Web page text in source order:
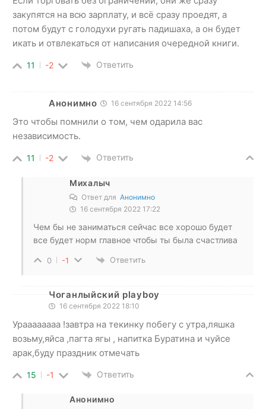
закупятся на всю зарплату, и всё сразу проедят, а
потом будут с голодухи ругать падишаха, а он будет
икать и отвлекаться от написания очередной книги.
11 -2 Ответить
Анонимно 16 сентября 2022 14:56
Это чтобы помнили о том, чем одарила вас
независимость.
11 -2 Ответить
Михалыч
Ответ для Анонимно
16 сентября 2022 17:22
Чем бы не заниматься сейчас все хорошо будет
все будет норм главное чтобы ты была счастлива
0 -1 Ответить
Чоганлыйский playboy
16 сентября 2022 18:10
Ураааааааа !завтра на текинку побегу с утра,ляшка
возьму,яйса ,пагта ягы , напитка Буратина и чуйсе
арак,буду праздник отмечать
15 -1 Ответить
Анонимно